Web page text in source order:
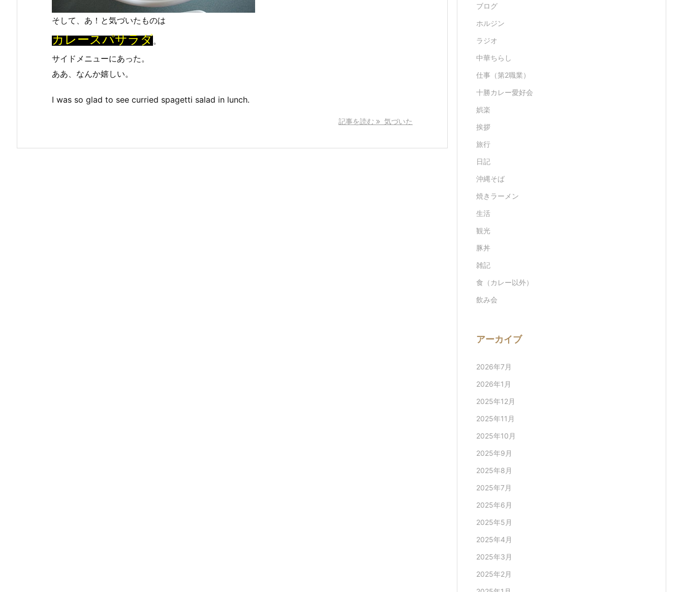
そして、あ！と気づいたものは
カレースパサラダ。
サイドメニューにあった。
ああ、なんか嬉しい。
I was so glad to see curried spagetti salad in lunch.
記事を読む 気づいた
ブログ
ホルジン
ラジオ
中華ちらし
仕事（第2職業）
十勝カレー愛好会
娯楽
挨拶
旅行
日記
沖縄そば
焼きラーメン
生活
観光
豚丼
雑記
食（カレー以外）
飲み会
アーカイブ
2026年7月
2026年1月
2025年12月
2025年11月
2025年10月
2025年9月
2025年8月
2025年7月
2025年6月
2025年5月
2025年4月
2025年3月
2025年2月